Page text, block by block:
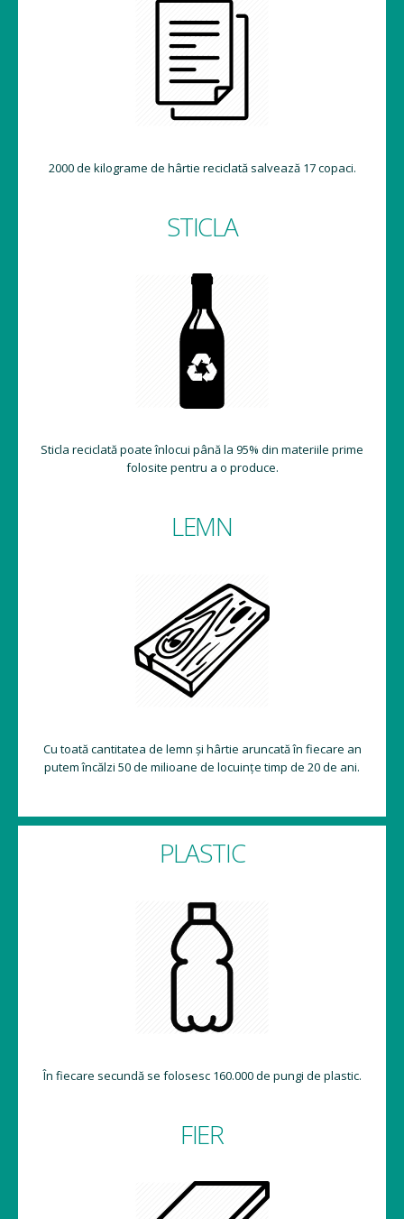
2000 de kilograme de hârtie reciclată salvează 17 copaci.
STICLA
Sticla reciclată poate înlocui până la 95% din materiile prime
folosite pentru a o produce.
LEMN
Cu toată cantitatea de lemn și hârtie aruncată în fiecare an
putem încălzi 50 de milioane de locuințe timp de 20 de ani.
PLASTIC
În fiecare secundă se folosesc 160.000 de pungi de plastic.
FIER